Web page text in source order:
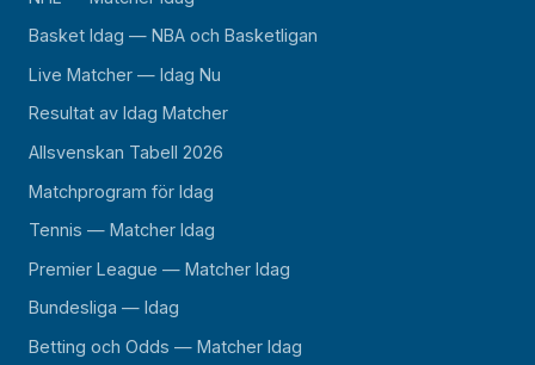
Basket Idag — NBA och Basketligan
Live Matcher — Idag Nu
Resultat av Idag Matcher
Allsvenskan Tabell 2026
Matchprogram för Idag
Tennis — Matcher Idag
Premier League — Matcher Idag
Bundesliga — Idag
Betting och Odds — Matcher Idag